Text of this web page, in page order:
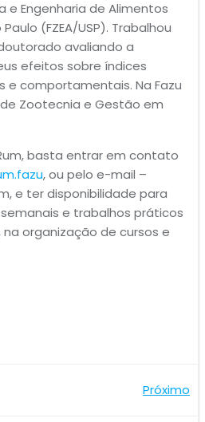
e Engenharia de Alimentos
(FZEA/USP). Trabalhou
avaliando a
efeitos sobre índices
e comportamentais. Na Fazu
Zootecnia e Gestão em
basta entrar em contato
, ou pelo e-mail –
, e ter disponibilidade para
e trabalhos práticos
organização de cursos e
Próximo